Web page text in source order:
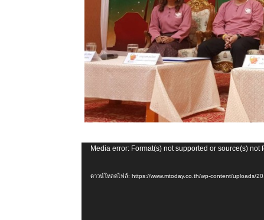
ตัว
ไฟล์
Media error: Format(s) not supported or source(s) not
ดาวน์โหลดไฟล์: https://www.mtoday.co.th/wp-content/uploads/